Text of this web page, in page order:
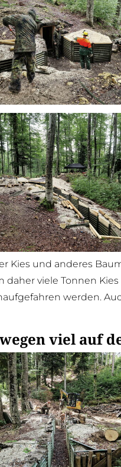
Kies und anderes
viele Tonnen
werden.
viel auf